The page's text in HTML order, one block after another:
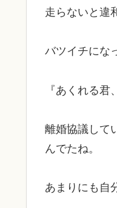
走らないと違
バツイチにな
『あくれる
離婚協議して
んでたね。
あまりにも自